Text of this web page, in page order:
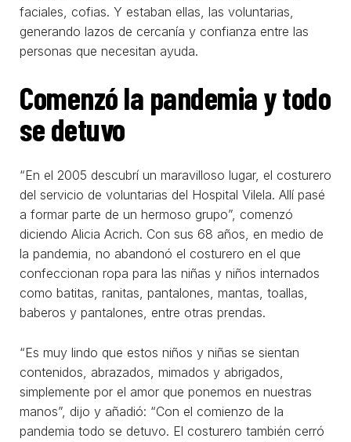
faciales, cofias. Y estaban ellas, las voluntarias,
generando lazos de cercanía y confianza entre las
personas que necesitan ayuda.
Comenzó la pandemia y todo
se detuvo
“En el 2005 descubrí un maravilloso lugar, el costurero
del servicio de voluntarias del Hospital Vilela. Allí pasé
a formar parte de un hermoso grupo”, comenzó
diciendo Alicia Acrich. Con sus 68 años, en medio de
la pandemia, no abandonó el costurero en el que
confeccionan ropa para las niñas y niños internados
como batitas, ranitas, pantalones, mantas, toallas,
baberos y pantalones, entre otras prendas.
“Es muy lindo que estos niños y niñas se sientan
contenidos, abrazados, mimados y abrigados,
simplemente por el amor que ponemos en nuestras
manos”, dijo y añadió: “Con el comienzo de la
pandemia todo se detuvo. El costurero también cerró